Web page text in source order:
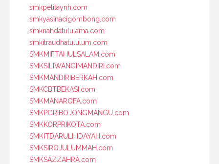
smkpelitaynh.com
smkyasinacigombong.com
smknahdatululama.com
smkitraudhatululum.com
SMKMIFTAHULSALAM.com
SMKSILIWANGIMANDIRI.com
SMKMANDIRIBERKAH.com
SMKCBTBEKASI.com
SMKMANAROFA.com
SMKPGRIBOJONGMANGU.com
SMKKORPRIKOTA.com
SMKITDARULHIDAYAH.com
SMKSIROJULUMMAH.com
SMKSAZZAHRA.com